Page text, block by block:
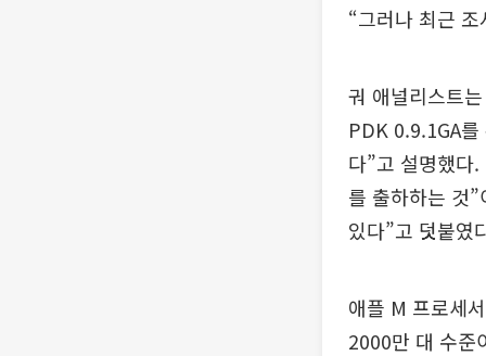
“그러나 최근
궈 애널리스트
PDK 0.9.1GA
다”고 설명했다
를 출하하는 것
있다”고 덧붙였
애플 M 프로세
2000만 대 수준